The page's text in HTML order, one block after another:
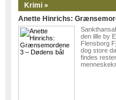
Krimi »
Anette Hinrichs:
den lille by
Flensborg
dog store
findes